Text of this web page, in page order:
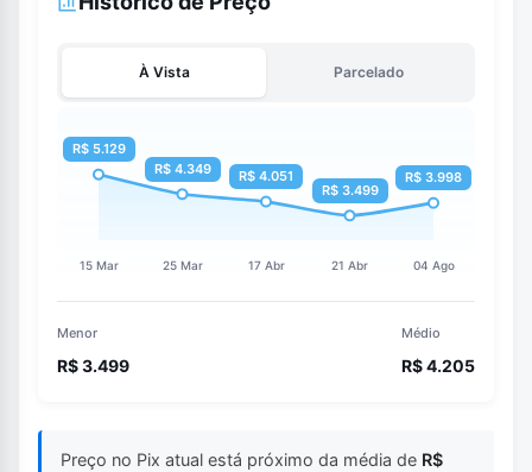
À Vista Parcelado
Menor
R$ 3.499
Médio
R$ 4.205
Preço no Pix atual está próximo da média de R$